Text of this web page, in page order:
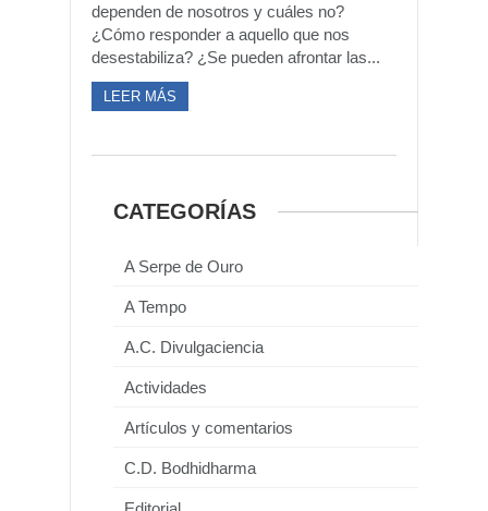
dependen de nosotros y cuáles no?
¿Cómo responder a aquello que nos
desestabiliza? ¿Se pueden afrontar las...
LEER MÁS
CATEGORÍAS
A Serpe de Ouro
A Tempo
A.C. Divulgaciencia
Actividades
Artículos y comentarios
C.D. Bodhidharma